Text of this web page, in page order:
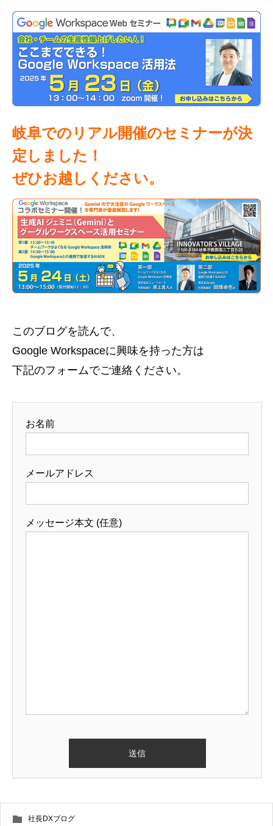
岐阜でのリアル開催のセミナーが決
定しました！
ぜひお越しください。
このブログを読んで、
Google Workspaceに興味を持った方は
下記のフォームでご連絡ください。
お名前
メールアドレス
メッセージ本文 (任意)
社長DXブログ